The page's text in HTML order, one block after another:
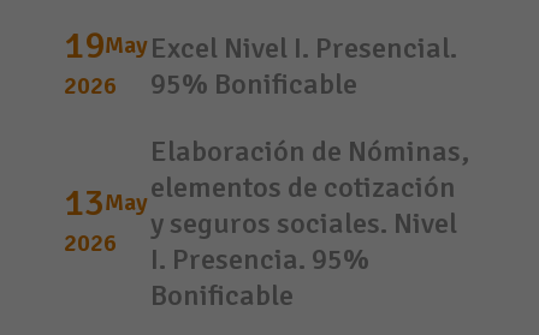
19May
2026
Excel Nivel I. Presencial.
95% Bonificable
13May
2026
Elaboración de Nóminas,
elementos de cotización
y seguros sociales. Nivel
I. Presencia. 95%
Bonificable